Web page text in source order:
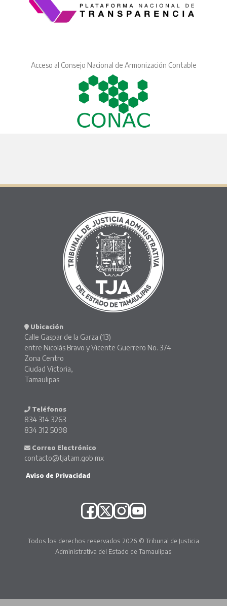
Acceso al Consejo Nacional de Armonización Contable
Ubicación
Calle Gaspar de la Garza (13)
entre Nicolás Bravo y Vicente Guerrero No. 374
Zona Centro
Ciudad Victoria,
Tamaulipas
Teléfonos
834 314 3263
834 312 5098
Correo Electrónico
contacto@tjatam.gob.mx
Aviso de Privacidad
Todos los derechos reservados 2026 © Tribunal de Justicia
Administrativa del Estado de Tamaulipas